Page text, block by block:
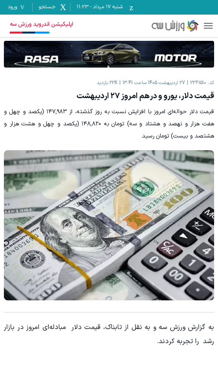
شنبه ۱۷ مرداد -
11:23 جستجو ورود
اپلیکیشن اندروید ورزش سه
کد: 2361510 27 اردیبهشت 1405 ساعت 13:41 22K بازدید
قیمت دلار، یورو و درهم امروز ۲۷ اردیبهشت
قیمت دلار حواله‌ای امروز با افزایش نسبت به روز گذشته، از ۱۴۷,۹۸۳ (یکصد و چهل و
هفت هزار و نهصد و هشتاد و سه) تومان به ۱۴۸,۸۲۰ (یکصد و چهل و هشت هزار و
هشتصد و بیست) تومان رسید.
به گزارش ورزش سه و به نقل از تابناک، قیمت دلار مبادله‌ای امروز در بازار
رشد را تجربه کردند.